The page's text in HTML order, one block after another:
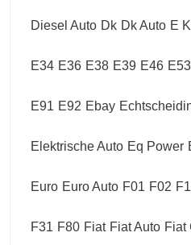
Diesel Auto Dk Dk Auto E
E34 E36 E38 E39 E46 E53
E91 E92 Ebay
Elektrische Auto Eq Power
Euro Euro Auto F01 F02
F31 F80 Fiat Fiat Auto Fiat